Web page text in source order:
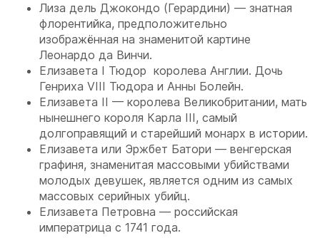
Лиза дель Джокондо (Герардини) — знатная
флорентийка, предположительно
изображённая на знаменитой картине
Леонардо да Винчи.
Елизавета I Тюдор королева Англии. Дочь
Генриха VIII Тюдора и Анны Болейн.
Елизавета II — королева Великобритании, мать
нынешнего короля Карла III, самый
долгоправящий и старейший монарх в истории.
Елизавета или Эржбет Батори — венгерская
графиня, знаменитая массовыми убийствами
молодых девушек, является одним из самых
массовых серийных убийц.
Елизавета Петровна — российская
императрица с 1741 года.